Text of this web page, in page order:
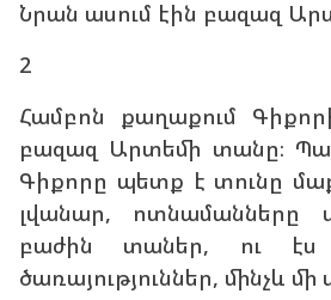
Նրան ասում էին բազազ
2
Համբոն քաղաքում
բազազ Արտեմի տանը։
Գիքորը պետք է տունը
լվանար, ոտնամանները
բաժին տաներ, ու
ծառայություններ, մինչև մի